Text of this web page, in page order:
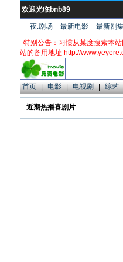
欢迎光临bnb89
夜.剧场 最新电影 最新剧
特别公告：习惯从某度搜索本
站的备用地址 http://
首页 | 电影 | 电视剧 | 综艺
近期热播喜剧片